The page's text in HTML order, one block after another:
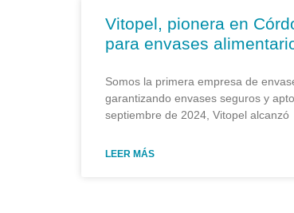
Vitopel, pionera en
para envases
Somos la primera empresa de
garantizando envases seguros y
septiembre de 2024, Vitopel alcanzó
LEER MÁS